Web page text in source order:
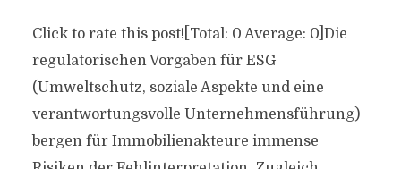
Click to rate this post![Total: 0 Average: 0]Die
regulatorischen Vorgaben für ESG
(Umweltschutz, soziale Aspekte und eine
verantwortungsvolle Unternehmensführung)
bergen für Immobilienakteure immense